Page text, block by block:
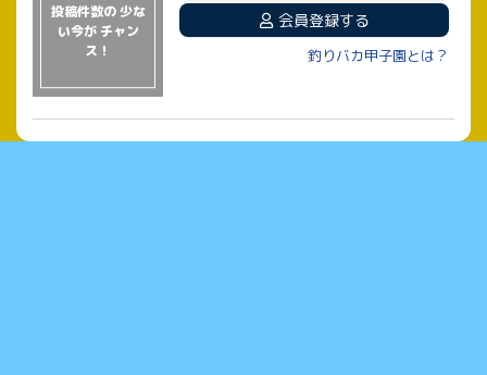
投稿件数の 少な
い今が チャン
ス！
会員登録する
釣りバカ甲子園とは？